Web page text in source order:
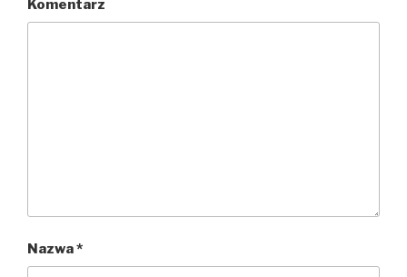
Komentarz
Nazwa*